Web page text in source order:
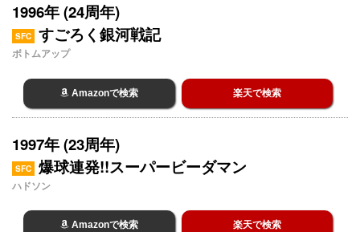
1996年 (24周年)
SFC すごろく銀河戦記
ボトムアップ
Amazonで検索 楽天で検索
1997年 (23周年)
SFC 爆球連発!!スーパービーダマン
ハドソン
Amazonで検索 楽天で検索